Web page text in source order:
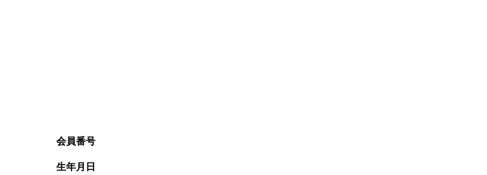
会員番号
生年月日